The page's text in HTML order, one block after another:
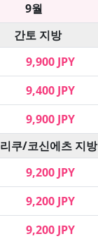
9월
간토 지방
9,900 JPY
9,400 JPY
9,900 JPY
쿠/코신에츠 지방
9,200 JPY
9,200 JPY
9,200 JPY